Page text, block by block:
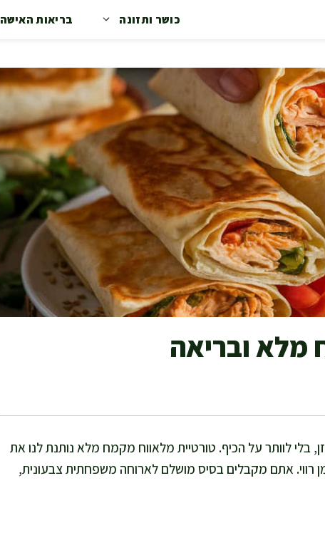
כושר ותזונה בריאות האישה
מלא ובריאה
בלי לוותר על הכיף. טורטיית מלאווח מקמח מלא נותנת לנו את
רווי. אתם מקבלים בסיס מושלם לארוחה משפחתית צבעונית,